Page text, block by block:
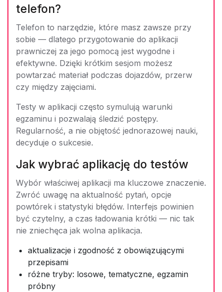
telefon?
Telefon to narzędzie, które masz zawsze przy
sobie — dlatego przygotowanie do aplikacji
prawniczej za jego pomocą jest wygodne i
efektywne. Dzięki krótkim sesjom możesz
powtarzać materiał podczas dojazdów, przerw
czy między zajęciami.
Testy w aplikacji często symulują warunki
egzaminu i pozwalają śledzić postępy.
Regularność, a nie objętość jednorazowej nauki,
decyduje o sukcesie.
Jak wybrać aplikację do testów
Wybór właściwej aplikacji ma kluczowe znaczenie.
Zwróć uwagę na aktualność pytań, opcje
powtórek i statystyki błędów. Interfejs powinien
być czytelny, a czas ładowania krótki — nic tak
nie zniechęca jak wolna aplikacja.
aktualizacje i zgodność z obowiązującymi
przepisami
różne tryby: losowe, tematyczne, egzamin
próbny